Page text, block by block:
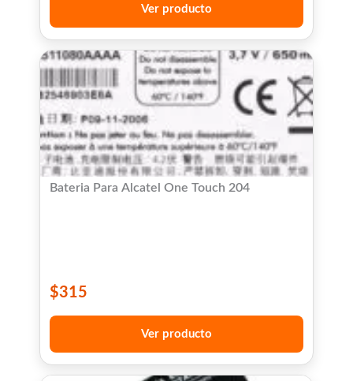
Ver producto
Bateria Para Alcatel One Touch 204
$315
Ver producto